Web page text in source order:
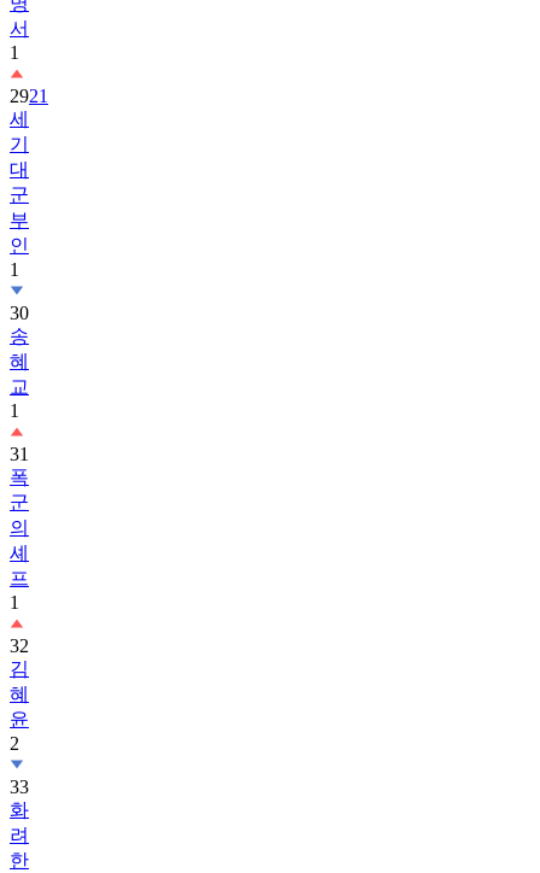
서
1
2921
세
기
대
군
부
인
1
30
송
혜
교
1
31
폭
군
의
셰
프
1
32
김
혜
윤
2
33
화
려
한